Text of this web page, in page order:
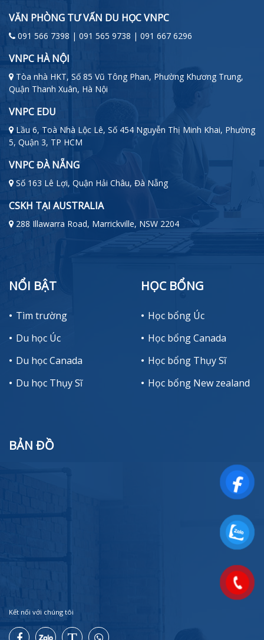
VĂN PHÒNG TƯ VẤN DU HỌC VNPC
091 566 7398 | 091 565 9738 | 091 667 6296
VNPC HÀ NỘI
Tòa nhà HKT, Số 85 Vũ Tông Phan, Phường Khương Trung,
Quận Thanh Xuân, Hà Nội
VNPC EDU
Lầu 6, Toà Nhà Lộc Lê, Số 454 Nguyễn Thị Minh Khai, Phường
5, Quận 3, TP HCM
VNPC ĐÀ NẴNG
Số 163 Lê Lợi, Quận Hải Châu, Đà Nẵng
CSKH TẠI AUSTRALIA
288 Illawarra Road, Marrickville, NSW 2204
NỔI BẬT
Tìm trường
Du học Úc
Du học Canada
Du học Thụy Sĩ
HỌC BỔNG
Học bổng Úc
Học bổng Canada
Học bổng Thụy Sĩ
Học bổng New zealand
BẢN ĐỒ
Kết nối với chúng tôi